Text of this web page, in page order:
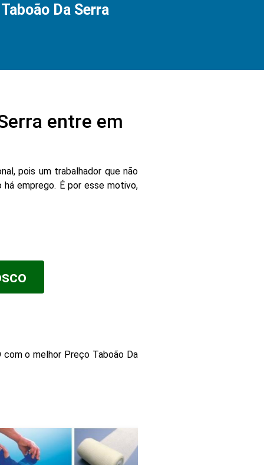
Da Serra
entre em
pois um trabalhador que não
emprego. É por esse motivo,
com o melhor Preço Taboão Da